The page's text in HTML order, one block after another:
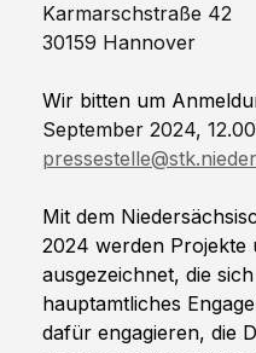
Karmarschstraße 42
30159 Hannover
Wir bitten um
September 2024,
Mit dem
2024 werden Projekte
ausgezeichnet, die
hauptamtliches
dafür engagieren, die